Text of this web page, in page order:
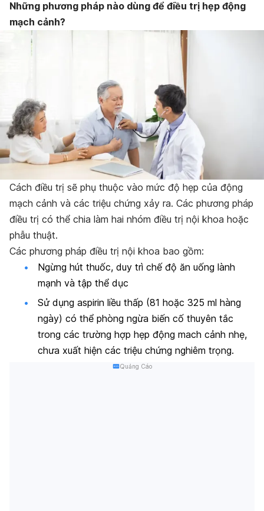
Những phương pháp nào dùng để điều trị hẹp động
mạch cảnh?
Cách điều trị sẽ phụ thuộc vào mức độ hẹp của động
mạch cảnh và các triệu chứng xảy ra. Các phương pháp
điều trị có thể chia làm hai nhóm điều trị nội khoa hoặc
phẫu thuật.
Các phương pháp điều trị nội khoa bao gồm:
Ngừng hút thuốc, duy trì chế độ ăn uống lành
mạnh và tập thể dục
Sử dụng aspirin liều thấp (81 hoặc 325 ml hàng
ngày) có thể phòng ngừa biến cố thuyên tắc
trong các trường hợp hẹp động mach cảnh nhẹ,
chưa xuất hiện các triệu chứng nghiêm trọng.
Quảng Cáo